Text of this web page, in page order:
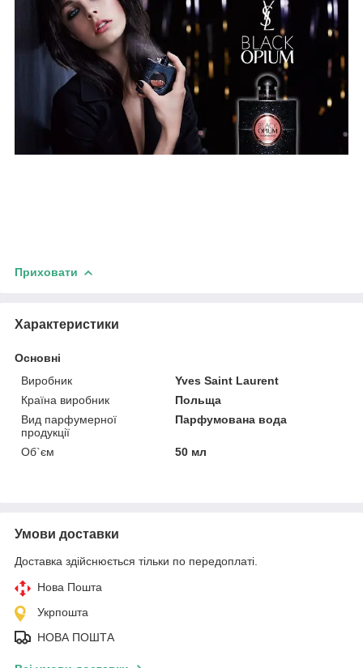
Приховати
Характеристики
Основні
Виробник
Yves Saint Laurent
Країна виробник
Польща
Вид парфумерної
продукції
Парфумована вода
Об`єм 50 мл
Умови доставки
Доставка здійснюється тільки по передоплаті.
Нова Пошта
Укрпошта
НОВА ПОШТА